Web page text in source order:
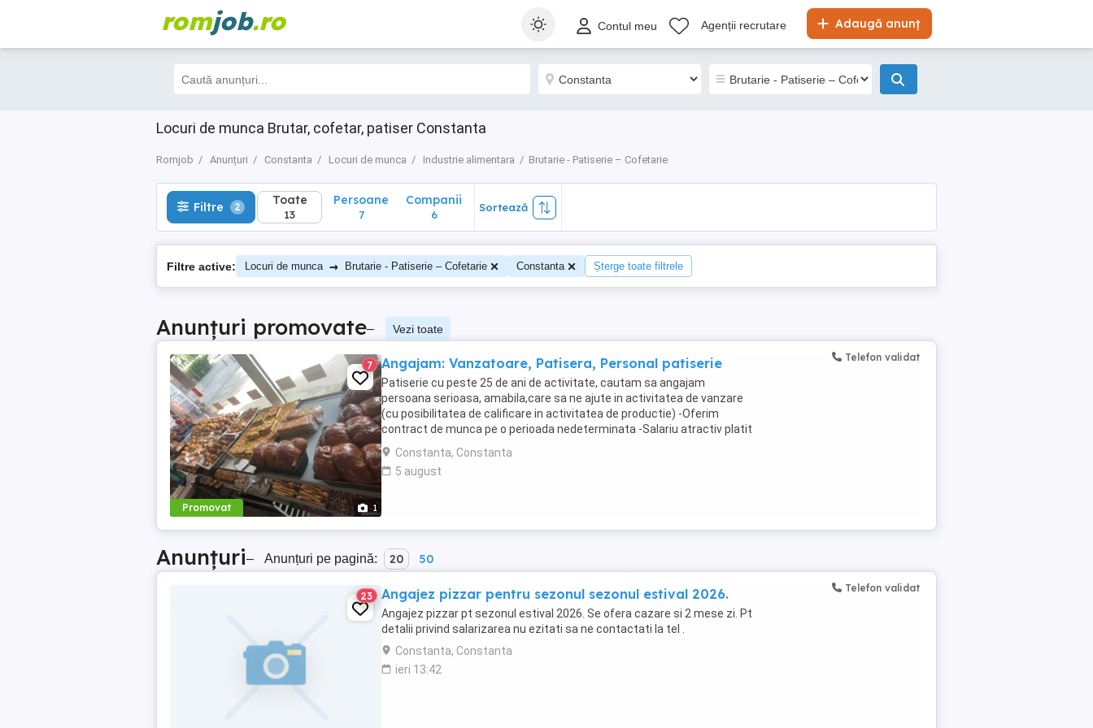
romjob.ro Adaugă anunț
Contul meu Agenții recrutare
Locuri de munca Brutar, cofetar, patiser Constanta
Romjob Anunțuri Constanta Locuri de munca Industrie alimentara Brutarie - Patiserie – Cofetarie
Filtre 2 Toate
13
Filtre 2 Toate
13
Persoane
7
Companii
6
Sortează
Filtre active: Locuri de munca → Brutarie - Patiserie – Cofetarie Constanta Șterge toate filtrele
Anunțuri promovate– Vezi toate
Promovat 1
7 Angajam: Vanzatoare, Patisera, Personal patiserie
Patiserie cu peste 25 de ani de activitate, cautam sa angajam
persoana serioasa, amabila,care sa ne ajute in activitatea de vanzare
(cu posibilitatea de calificare in activitatea de productie) -Oferim
contract de munca pe o perioada nedeterminata -Salariu atractiv platit
la timp -Mediu de lucru stabil -Instruire ...
Constanta, Constanta
5 august
Telefon validat
Anunțuri– Anunțuri pe pagină: 20 50
23 Angajez pizzar pentru sezonul sezonul estival 2026.
Angajez pizzar pt sezonul estival 2026. Se ofera cazare si 2 mese zi. Pt
detalii privind salarizarea nu ezitati sa ne contactati la tel .
Constanta, Constanta
ieri 13:42
Telefon validat